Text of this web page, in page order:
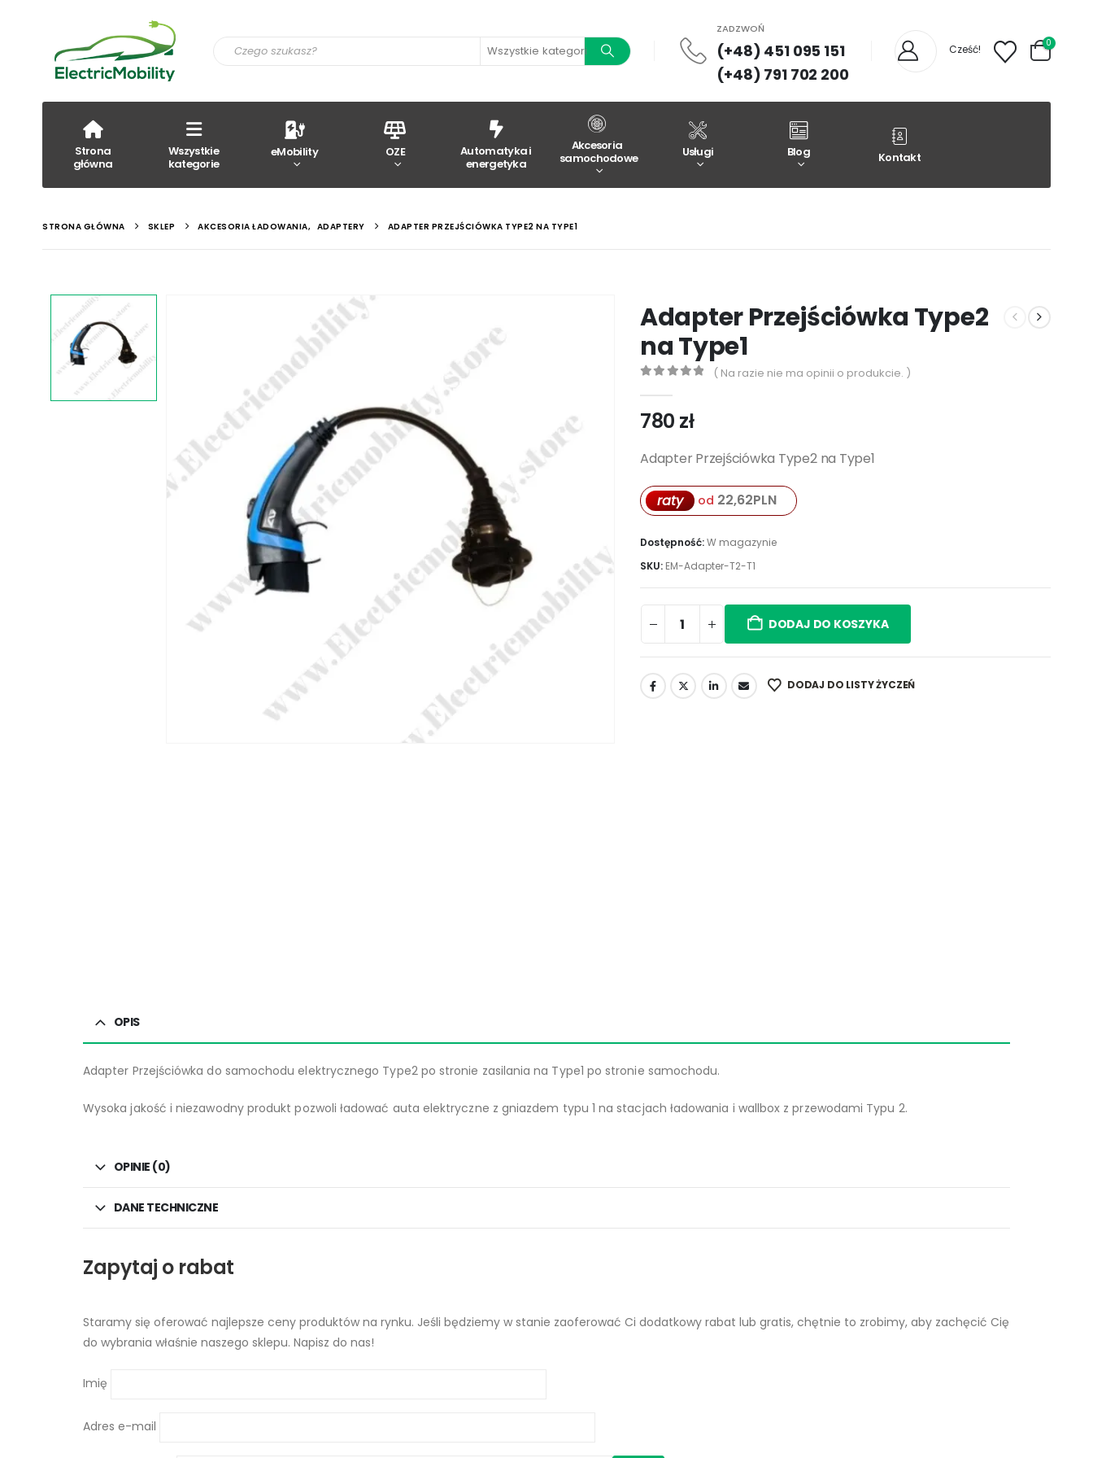
Wszystkie kategorie
ZADZWOŃ
(+48) 451 095 151
(+48) 791 702 200
Cześć! 0
Strona
główna
Wszystkie
kategorie
eMobility OZE
Automatyka i
energetyka
Akcesoria
samochodowe
Usługi Blog Kontakt
STRONA GŁÓWNA SKLEP AKCESORIA ŁADOWANIA, ADAPTERY ADAPTER PRZEJŚCIÓWKA TYPE2 NA TYPE1
Adapter Przejściówka Type2
na Type1
( Na razie nie ma opinii o produkcie. )
780 zł
Adapter Przejściówka Type2 na Type1
raty od 22,62PLN
Dostępność:W magazynie
SKU: EM-Adapter-T2-T1
DODAJ DO KOSZYKA
DODAJ DO LISTY ŻYCZEŃ
OPIS
Adapter Przejściówka do samochodu elektrycznego Type2 po stronie zasilania na Type1 po stronie samochodu.
Wysoka jakość i niezawodny produkt pozwoli ładować auta elektryczne z gniazdem typu 1 na stacjach ładowania i wallbox z przewodami Typu 2.
OPINIE (0)
DANE TECHNICZNE
Zapytaj o rabat
Staramy się oferować najlepsze ceny produktów na rynku. Jeśli będziemy w stanie zaoferować Ci dodatkowy rabat lub gratis, chętnie to zrobimy, aby zachęcić Cię
do wybrania właśnie naszego sklepu. Napisz do nas!
Imię
Adres e-mail